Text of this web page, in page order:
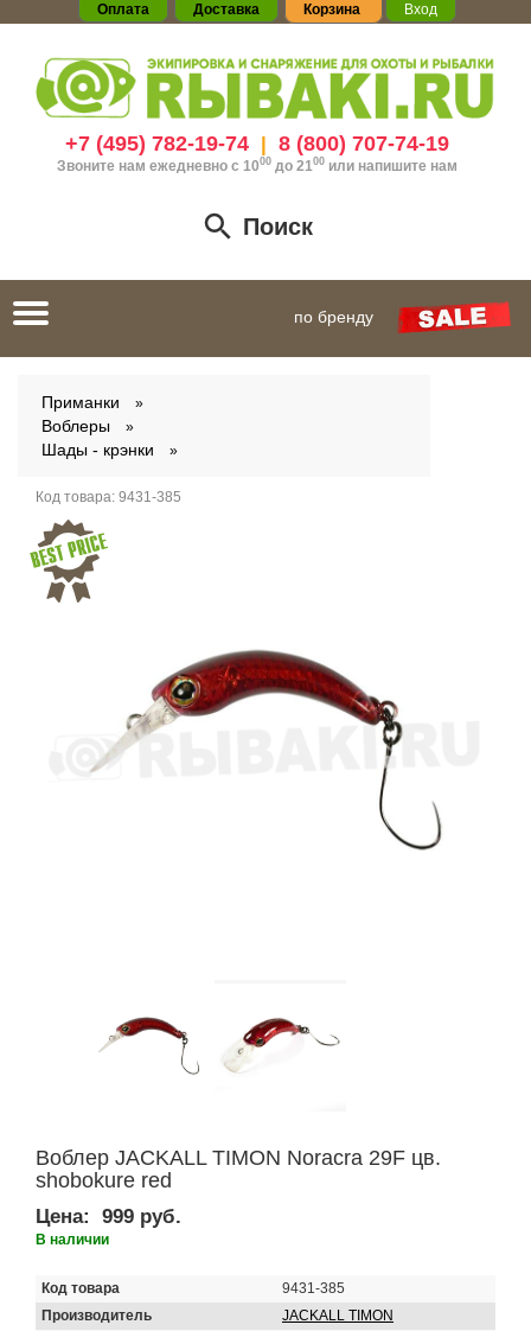
Оплата Доставка Корзина Вход
+7 (495) 782-19-74| 8 (800) 707-74-19
Звоните нам ежедневно с 1000до 21 00 или напишите нам
Поиск
Toggle
navigation
по бренду
Приманки
Воблеры
Шады - крэнки
Код товара: 9431-385
Воблер JACKALL TIMON Noracra 29F цв.
shobokure red
Цена: 999 руб.
В наличии
Код товара
9431-385
Производитель
JACKALL TIMON